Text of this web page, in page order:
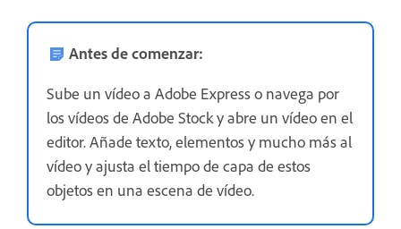
Antes de comenzar:
Sube un vídeo a Adobe Express o navega por
los vídeos de Adobe Stock y abre un vídeo en el
editor. Añade texto, elementos y mucho más al
vídeo y ajusta el tiempo de capa de estos
objetos en una escena de vídeo.